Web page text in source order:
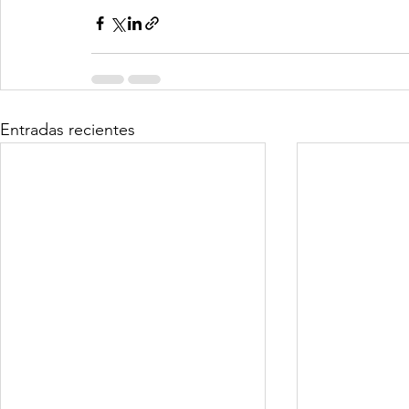
Entradas recientes